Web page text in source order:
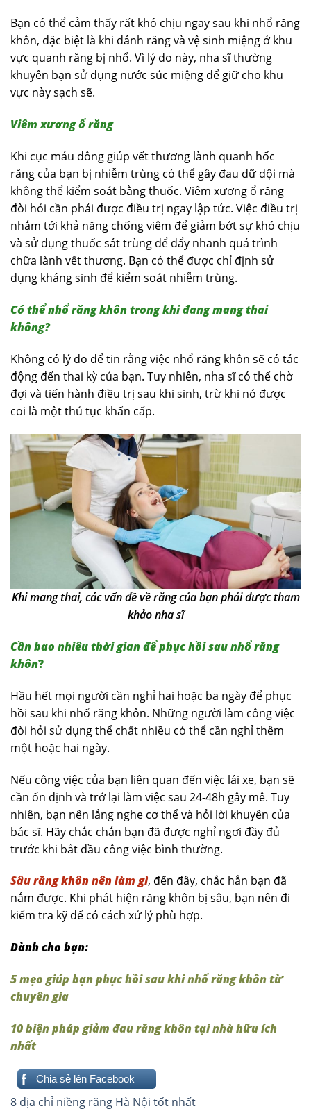
Bạn có thể cảm thấy rất khó chịu ngay sau khi nhổ răng
khôn, đặc biệt là khi đánh răng và vệ sinh miệng ở khu
vực quanh răng bị nhổ. Vì lý do này, nha sĩ thường
khuyên bạn sử dụng nước súc miệng để giữ cho khu
vực này sạch sẽ.
Viêm xương ổ răng
Khi cục máu đông giúp vết thương lành quanh hốc
răng của bạn bị nhiễm trùng có thể gây đau dữ dội mà
không thể kiểm soát bằng thuốc. Viêm xương ổ răng
đòi hỏi cần phải được điều trị ngay lập tức. Việc điều trị
nhắm tới khả năng chống viêm để giảm bớt sự khó chịu
và sử dụng thuốc sát trùng để đẩy nhanh quá trình
chữa lành vết thương. Bạn có thể được chỉ định sử
dụng kháng sinh để kiểm soát nhiễm trùng.
Có thể nhổ răng khôn trong khi đang mang thai
không?
Không có lý do để tin rằng việc nhổ răng khôn sẽ có tác
động đến thai kỳ của bạn. Tuy nhiên, nha sĩ có thể chờ
đợi và tiến hành điều trị sau khi sinh, trừ khi nó được
coi là một thủ tục khẩn cấp.
Khi mang thai, các vấn đề về răng của bạn phải được tham
khảo nha sĩ
Cần bao nhiêu thời gian để phục hồi sau nhổ răng
khôn?
Hầu hết mọi người cần nghỉ hai hoặc ba ngày để phục
hồi sau khi nhổ răng khôn. Những người làm công việc
đòi hỏi sử dụng thể chất nhiều có thể cần nghỉ thêm
một hoặc hai ngày.
Nếu công việc của bạn liên quan đến việc lái xe, bạn sẽ
cần ổn định và trở lại làm việc sau 24-48h gây mê. Tuy
nhiên, bạn nên lắng nghe cơ thể và hỏi lời khuyên của
bác sĩ. Hãy chắc chắn bạn đã được nghỉ ngơi đầy đủ
trước khi bắt đầu công việc bình thường.
Sâu răng khôn nên làm gì, đến đây, chắc hẳn bạn đã
nắm được. Khi phát hiện răng khôn bị sâu, bạn nên đi
kiểm tra kỹ để có cách xử lý phù hợp.
Dành cho bạn:
5 mẹo giúp bạn phục hồi sau khi nhổ răng khôn từ
chuyên gia
10 biện pháp giảm đau răng khôn tại nhà hữu ích
nhất
Chia sẻ lên Facebook
Điều
8 địa chỉ niềng răng Hà Nội tốt nhất